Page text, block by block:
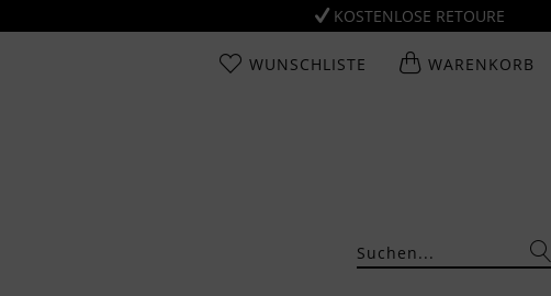
KOSTENLOSE RETOURE
WUNSCHLISTE WARENKORB